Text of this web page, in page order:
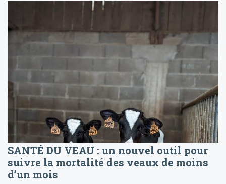
SANTÉ DU VEAU : un nouvel outil pour
suivre la mortalité des veaux de moins
d’un mois